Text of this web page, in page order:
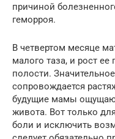
причиной
геморроя.
В четвертом месяце
малого таза, и рост
полости.
сопровождается
будущие мамы
живота. Вот только
боли и исключить